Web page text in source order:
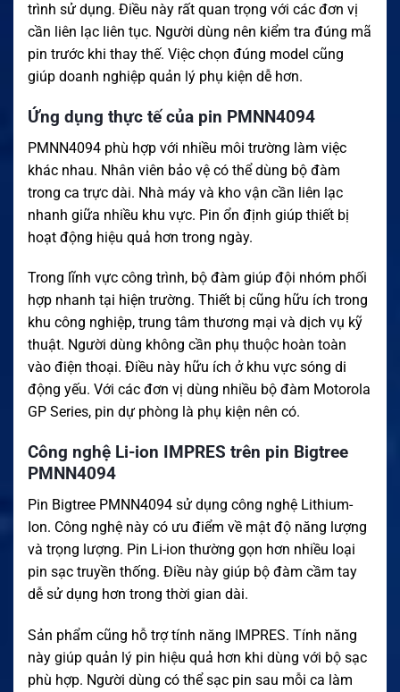
trình sử dụng. Điều này rất quan trọng với các đơn vị
cần liên lạc liên tục. Người dùng nên kiểm tra đúng mã
pin trước khi thay thế. Việc chọn đúng model cũng
giúp doanh nghiệp quản lý phụ kiện dễ hơn.
Ứng dụng thực tế của pin PMNN4094
PMNN4094 phù hợp với nhiều môi trường làm việc
khác nhau. Nhân viên bảo vệ có thể dùng bộ đàm
trong ca trực dài. Nhà máy và kho vận cần liên lạc
nhanh giữa nhiều khu vực. Pin ổn định giúp thiết bị
hoạt động hiệu quả hơn trong ngày.
Trong lĩnh vực công trình, bộ đàm giúp đội nhóm phối
hợp nhanh tại hiện trường. Thiết bị cũng hữu ích trong
khu công nghiệp, trung tâm thương mại và dịch vụ kỹ
thuật. Người dùng không cần phụ thuộc hoàn toàn
vào điện thoại. Điều này hữu ích ở khu vực sóng di
động yếu. Với các đơn vị dùng nhiều bộ đàm Motorola
GP Series, pin dự phòng là phụ kiện nên có.
Công nghệ Li-ion IMPRES trên pin Bigtree
PMNN4094
Pin Bigtree PMNN4094 sử dụng công nghệ Lithium-
Ion. Công nghệ này có ưu điểm về mật độ năng lượng
và trọng lượng. Pin Li-ion thường gọn hơn nhiều loại
pin sạc truyền thống. Điều này giúp bộ đàm cầm tay
dễ sử dụng hơn trong thời gian dài.
Sản phẩm cũng hỗ trợ tính năng IMPRES. Tính năng
này giúp quản lý pin hiệu quả hơn khi dùng với bộ sạc
phù hợp. Người dùng có thể sạc pin sau mỗi ca làm